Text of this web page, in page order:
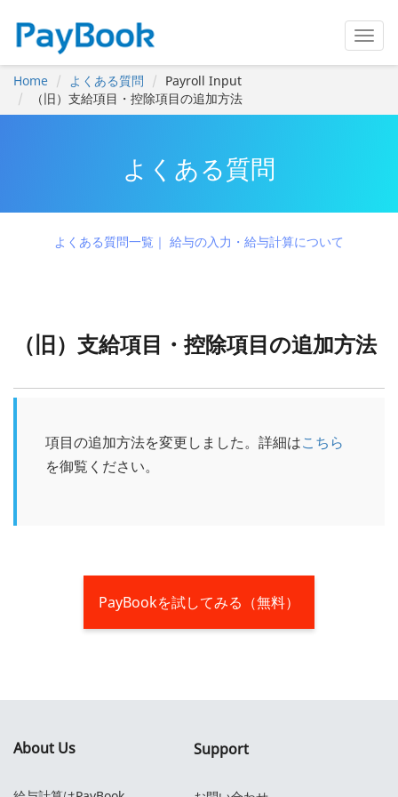
Home よくある質問
Payroll Input
（旧）支給項目・控除項目の追加方法
よくある質問
よくある質問一覧 給与の入力・給与計算について
（旧）支給項目・控除項目の追加方法
項目の追加方法を変更しました。詳細はこちら
を御覧ください。
PayBookを試してみる（無料）
About Us Support